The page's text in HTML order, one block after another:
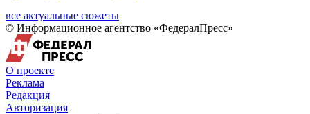
все актуальные сюжеты
© Информационное агентство «ФедералПресс»
О проекте
Реклама
Редакция
Авторизация